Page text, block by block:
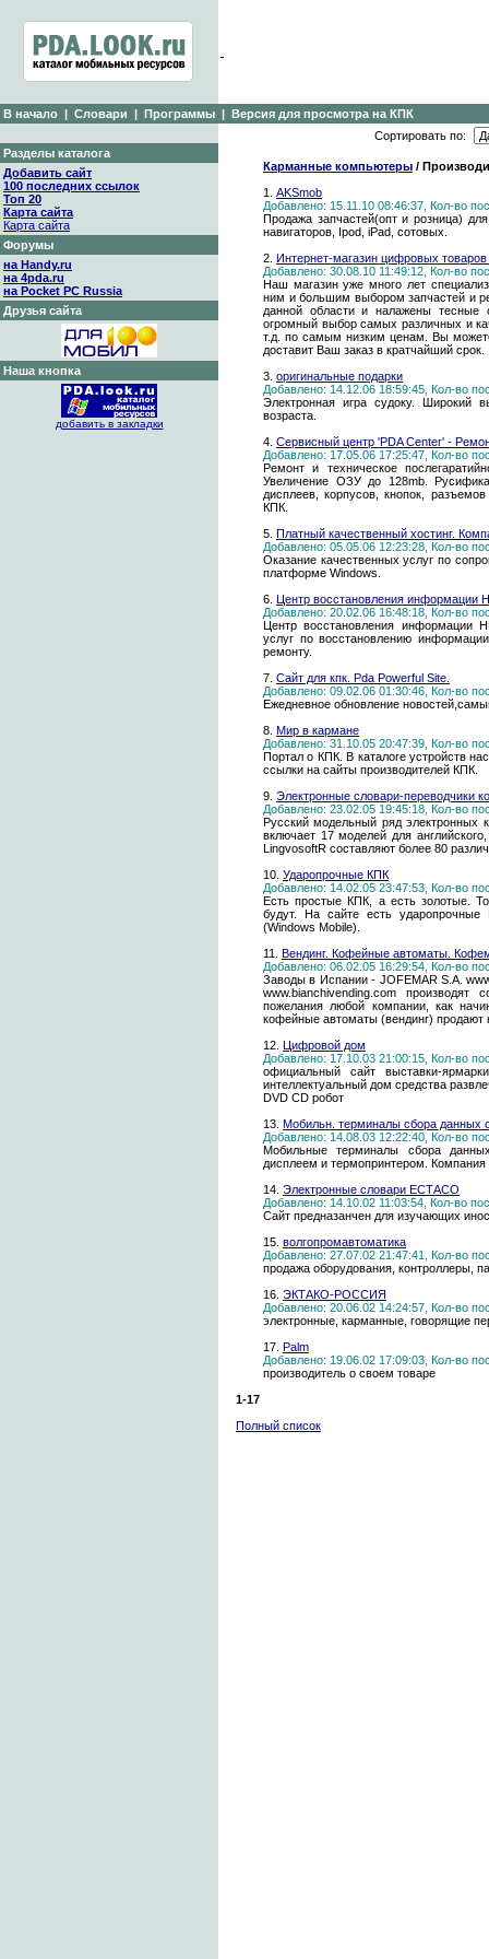
В начало | Словари | Программы | Версия для просмотра на КПК
Разделы каталога
Добавить сайт
100 последних ссылок
Топ 20
Карта сайта
Карта сайта
Форумы
на Handy.ru
на 4pda.ru
на Pocket PC Russia
Друзья сайта
Наша кнопка
добавить в закладки
Сортировать по:
Карманные компьютеры /
1. AKSmob
Добавлено: 15.11.10 08:46:37, Кол-во
Продажа запчастей(опт и розница)
навигаторов, Ipod, iPad, сотовых.
2. Интернет-магазин цифровых товаров
Добавлено: 30.08.10 11:49:12, Кол-во
Наш магазин уже много лет
ним и большим выбором запчастей и
данной области и налажены тесные
огромный выбор самых различных и
т.д. по самым низким ценам. Вы
доставит Ваш заказ в кратчайший срок.
3. оригинальные подарки
Добавлено: 14.12.06 18:59:45, Кол-во
Электронная игра судоку. Широкий
возраста.
4. Сервисный центр 'PDA Center' -
Добавлено: 17.05.06 17:25:47, Кол-во
Ремонт и техническое
Увеличение ОЗУ до 128mb.
дисплеев, корпусов, кнопок,
КПК.
5. Платный качественный хостинг.
Добавлено: 05.05.06 12:23:28, Кол-во
Оказание качественных услуг по
платформе Windows.
6. Центр восстановления информации
Добавлено: 20.02.06 16:48:18, Кол-во
Центр восстановления информации
услуг по восстановлению
ремонту.
7. Сайт для кпк. Pda Powerful Site.
Добавлено: 09.02.06 01:30:46, Кол-во
Ежедневное обновление
8. Мир в кармане
Добавлено: 31.10.05 20:47:39, Кол-во
Портал о КПК. В каталоге устройств
ссылки на сайты производителей КПК.
9. Электронные словари-переводчики
Добавлено: 23.02.05 19:45:18, Кол-во
Русский модельный ряд электронных
включает 17 моделей для
LingvosoftR составляют более 80
10. Ударопрочные КПК
Добавлено: 14.02.05 23:47:53, Кол-во
Есть простые КПК, а есть золотые.
будут. На сайте есть
(Windows Mobile).
11. Вендинг. Кофейные автоматы.
Добавлено: 06.02.05 16:29:54, Кол-во
Заводы в Испании - JOFEMAR S.A.
www.bianchivending.com производят
пожелания любой компании, как
кофейные автоматы (вендинг) продают
12. Цифровой дом
Добавлено: 17.10.03 21:00:15, Кол-во
официальный сайт выставки-
интеллектуальный дом средства
DVD CD робот
13. Мобильн. терминалы сбора данных
Добавлено: 14.08.03 12:22:40, Кол-во
Мобильные терминалы сбора
дисплеем и термопринтером. Компания
14. Электронные словари ЕСТАСО
Добавлено: 14.10.02 11:03:54, Кол-во
Сайт предназанчен для изучающих
15. волгопромавтоматика
Добавлено: 27.07.02 21:47:41, Кол-во
продажа оборудования, контроллеры,
16. ЭКТАКО-РОССИЯ
Добавлено: 20.06.02 14:24:57, Кол-во
электронные, карманные, говорящие
17. Palm
Добавлено: 19.06.02 17:09:03, Кол-во
производитель о своем товаре
1-17
Полный список